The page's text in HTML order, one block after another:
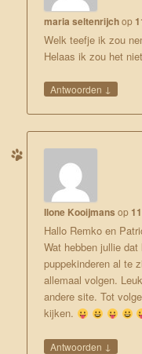
maria seltenrijchop
Welk teefje ik zou
Helaas ik zou het
Antwoorden ↓
Ilone Kooijmans op
Hallo Remko en
Wat hebben jullie
puppekinderen al te
allemaal volgen.
andere site. Tot
kijken.
Antwoorden ↓